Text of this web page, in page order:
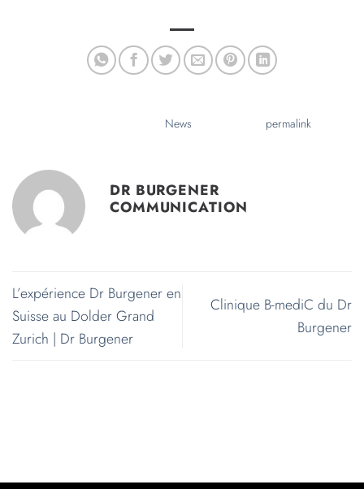
DR BURGENER
COMMUNICATION
L’expérience Dr Burgener en
Suisse au Dolder Grand
Zurich | Dr Burgener
Clinique B-mediC du Dr
Burgener